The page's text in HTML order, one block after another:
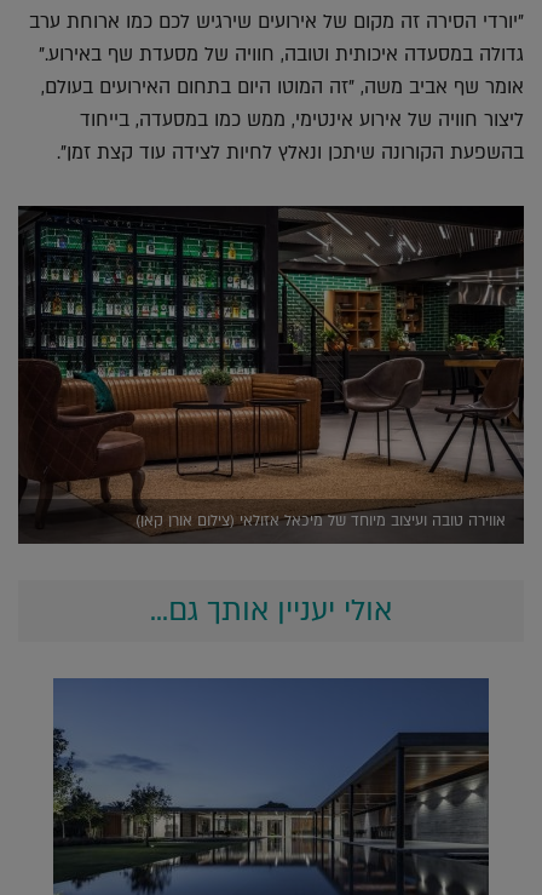
"יורדי הסירה זה מקום של אירועים שירגיש לכם כמו ארוחת ערב
גדולה במסעדה איכותית וטובה, חוויה של מסעדת שף באירוע."
אומר שף אביב משה, "זה המוטו היום בתחום האירועים בעולם,
ליצור חוויה של אירוע אינטימי, ממש כמו במסעדה, בייחוד
בהשפעת הקורונה שיתכן ונאלץ לחיות לצידה עוד קצת זמן".
אווירה טובה ועיצוב מיוחד של מיכאל אזולאי (צילום אורן קאן)
אולי יעניין אותך גם...